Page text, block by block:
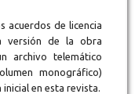
acuerdos de licencia
versión de la obra
archivo telemático
monográfico)
en esta revista.